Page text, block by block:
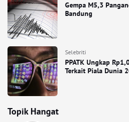
Gempa M5,3
Bandung
Selebriti
PPATK Ungkap
Terkait Piala Dunia
Topik Hangat